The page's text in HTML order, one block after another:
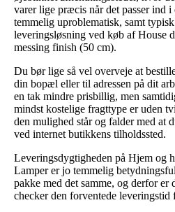
varer lige præcis når det passer ind
temmelig uproblematisk, samt
leveringsløsning ved køb af House
messing finish (50 cm).
Du bør lige så vel overveje at
din bopæl eller til adressen på dit
en tak mindre prisbillig, men
mindst kostelige fragttype er uden
den mulighed står og falder med at
ved internet butikkens tilholdssted.
Leveringsdygtigheden på Hjem og
Lamper er jo temmelig
pakke med det samme, og derfor er
checker den forventede